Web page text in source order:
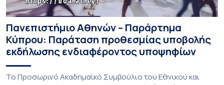
Πανεπιστήμιο Αθηνών – Παράρτημα
Κύπρου: Παράταση προθεσμίας υποβολής
εκδήλωσης ενδιαφέροντος υποψηφίων
Το Προσωρινό Ακαδημαϊκό Συμβούλιο του Εθνικού και